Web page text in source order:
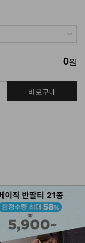
0원
바로구매